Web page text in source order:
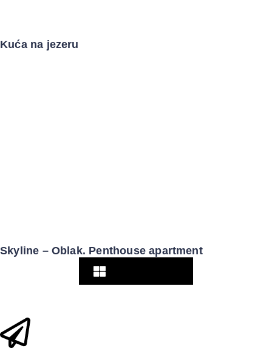
Kuća na jezeru
Skyline – Oblak. Penthouse apartment